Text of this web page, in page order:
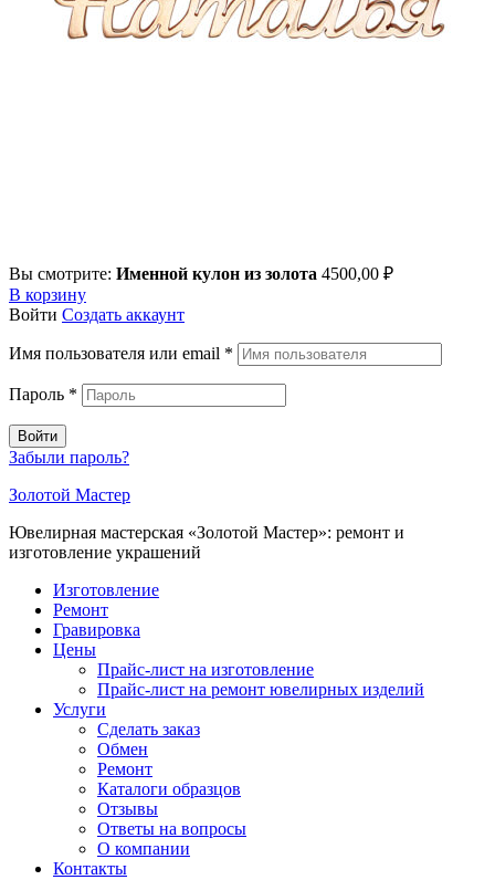
Вы смотрите: Именной кулон из золота 4500,00 ₽
В корзину
Войти Создать аккаунт
Имя пользователя или email *
Пароль *
Войти
Забыли пароль?
Золотой Мастер
Ювелирная мастерская «Золотой Мастер»: ремонт и
изготовление украшений
Изготовление
Ремонт
Гравировка
Цены
Прайс-лист на изготовление
Прайс-лист на ремонт ювелирных изделий
Услуги
Сделать заказ
Обмен
Ремонт
Каталоги образцов
Отзывы
Ответы на вопросы
О компании
Контакты